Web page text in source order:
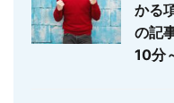
かる
の記
10分